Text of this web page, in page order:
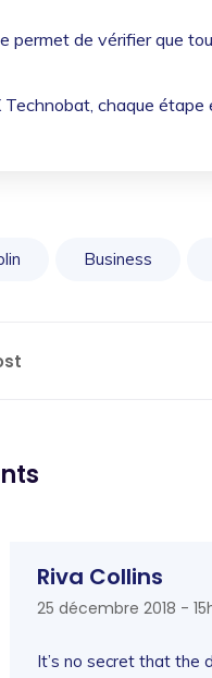
permet de vérifier que
chaque étape
Business
Riva Collins
25 décembre 2018 -
It’s no secret that the